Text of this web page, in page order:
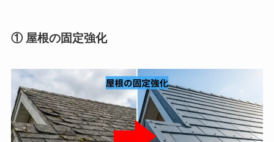
① 屋根の固定強化